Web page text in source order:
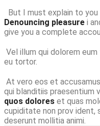
But I must explain to
Denouncing pleasure i
give you a complete
Vel illum qui dolorem
eu tortor.
At vero eos et
qui blanditiis praesentium
quos dolores et quas
cupiditate non prov ident,
deserunt mollitia animi.